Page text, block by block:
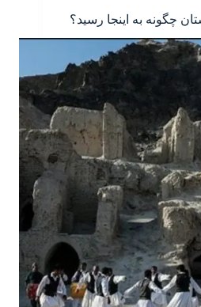
چگونه به اینجا رسید؟